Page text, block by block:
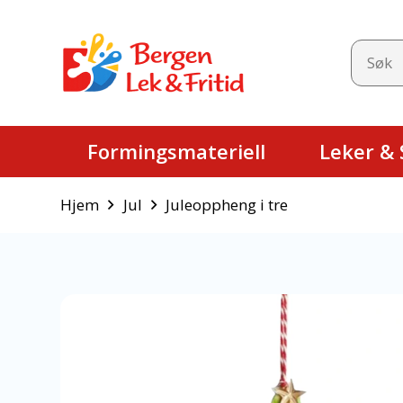
Formingsmateriell Leker &
Hjem Jul Juleoppheng i tre